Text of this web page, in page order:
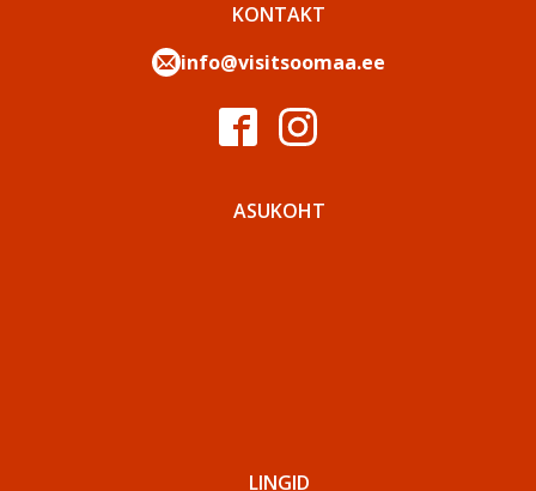
KONTAKT
info@visitsoomaa.ee
ASUKOHT
LINGID